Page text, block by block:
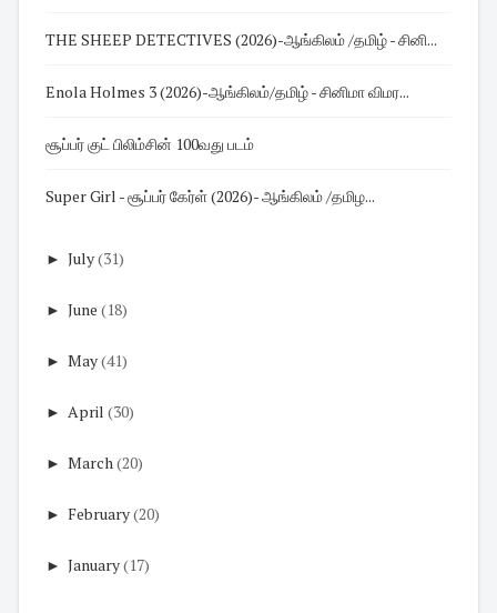
THE SHEEP DETECTIVES (2026)-ஆங்கிலம் /தமிழ் - சினி...
Enola Holmes 3 (2026)-ஆங்கிலம்/தமிழ் - சினிமா விமர...
சூப்பர் குட் பிலிம்சின் 100வது படம்
Super Girl - சூப்பர் கேர்ள் (2026)- ஆங்கிலம் /தமிழ...
► July(31)
► June (18)
► May(41)
► April (30)
► March(20)
► February(20)
► January(17)